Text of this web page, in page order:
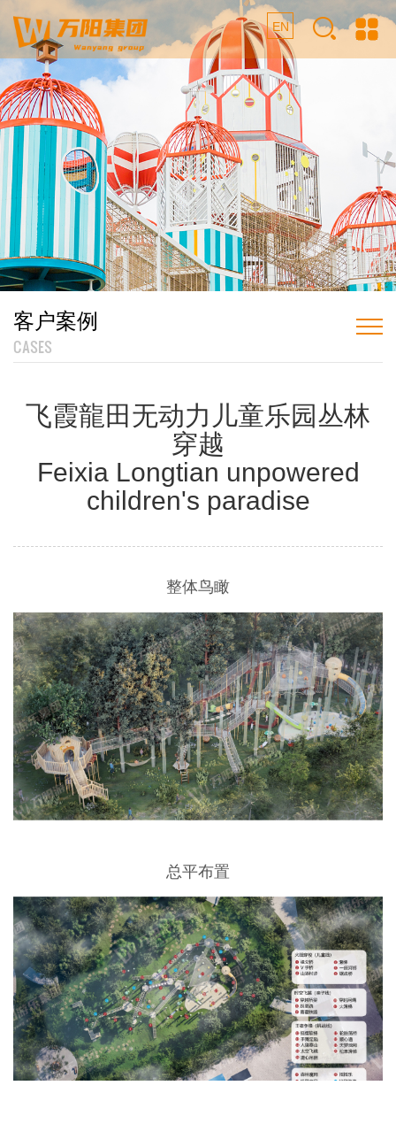
EN
客户案例
CASES
飞霞龍田无动力儿童乐园丛林
穿越
Feixia Longtian unpowered
children's paradise
整体鸟瞰
总平布置